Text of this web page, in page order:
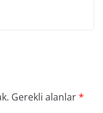
Gerekli alanlar*